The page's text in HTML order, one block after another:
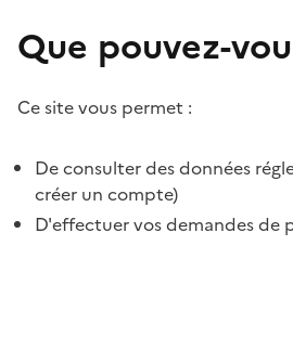
Que pouvez-
Ce site vous permet :
De consulter des données
créer un compte)
D'effectuer vos demandes de